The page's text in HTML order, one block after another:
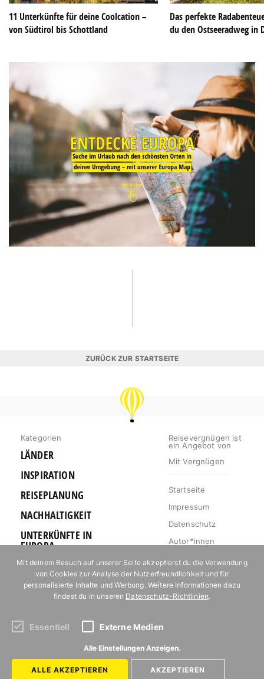
11 Unterkünfte für deine Coolcation –
von Südtirol bis Schottland
Das perfekte
du den Ostseeradweg in
ZURÜCK ZUR STARTSEITE
REISEVERGNÜGEN
Kategorien
LÄNDER
INSPIRATION
REISEPLANUNG
NACHHALTIGKEIT
UNTERKÜNFTE IN
EUROPA
OUTDOOR
URLAUB FÜR
FOODIES
Reisevergnügen ist
ein Angebot von
Mit Vergnügen
Startseite
Impressum
Datenschutz
Autor*innen
Mediakit
Jobs
Kontakt
Abonniere unseren Newsletter!
Mit deinem Besuch auf unserer Seite akzeptierst du die Verwendung
von Cookies zur Analyse der Nutzerfreundlichkeit und für
personalisierte Inhalte und Werbung. Weitere Informationen dazu
findest du in unseren Datenschutz-Richtlinien.
Essentiell Externe Medien
Alle Einstellungen Anzeigen.
ALLE AKZEPTIEREN AKZEPTIEREN